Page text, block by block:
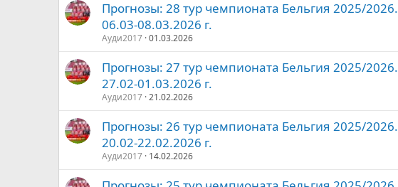
Прогнозы: 28 тур чемпионата Бельгия 2025/2026.
06.03-08.03.2026 г.
Ауди2017 01.03.2026
Прогнозы: 27 тур чемпионата Бельгия 2025/2026.
27.02-01.03.2026 г.
Ауди2017 21.02.2026
Прогнозы: 26 тур чемпионата Бельгия 2025/2026.
20.02-22.02.2026 г.
Ауди2017 14.02.2026